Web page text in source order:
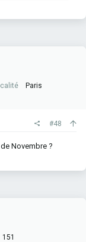
Paris
#48
Novembre ?
151